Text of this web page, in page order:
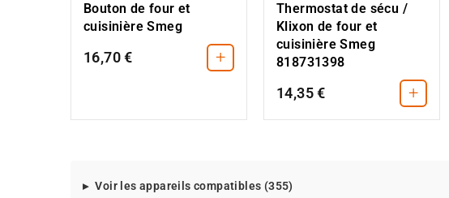
Bouton de four et
cuisinière Smeg
16,70 € +
Thermostat de sécu /
Klixon de four et
cuisinière Smeg
818731398
14,35 € +
Modeles
Voir les appareils compatibles (355)